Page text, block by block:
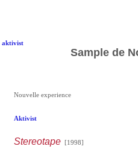
aktivist
Sample de
Nouvelle experience
Aktivist
Stereotape[1998]